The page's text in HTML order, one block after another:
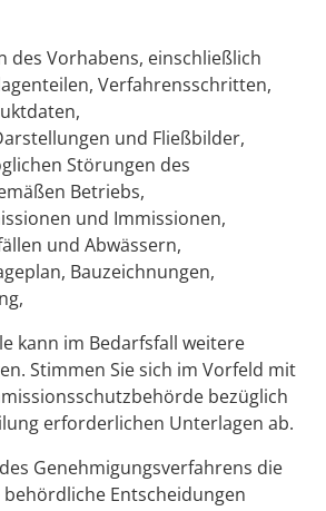
des Vorhabens, einschließlich
Verfahrensschritten,
und Fließbilder,
Störungen des
Betriebs,
und Immissionen,
und Abwässern,
Bauzeichnungen,
kann im Bedarfsfall weitere
Stimmen Sie sich im Vorfeld mit
bezüglich
erforderlichen Unterlagen ab.
Genehmigungsverfahrens die
Entscheidungen